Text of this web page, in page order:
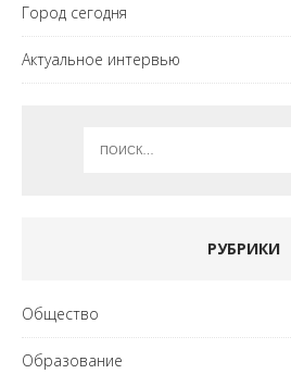
Город сегодня
Актуальное интервью
РУБРИКИ
Общество
Образование